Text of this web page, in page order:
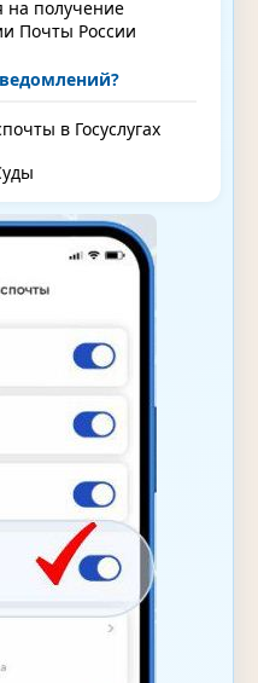
на получение
Почты России
в Госуслугах